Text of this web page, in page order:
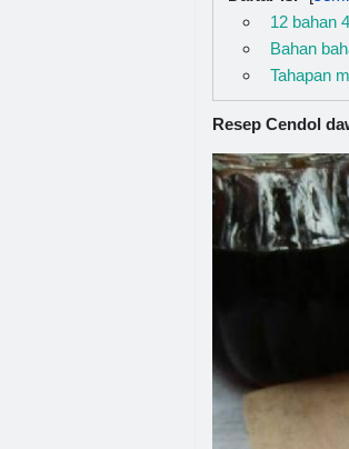
12 bahan
Bahan
Tahapan
Resep Cendol